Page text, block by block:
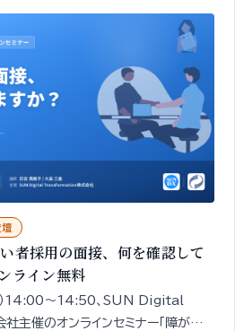
壇
者採用の面接、何を確認して
ライン無料
14:00〜14:50、SUN Digital
催のオンラインセミナー「障がい